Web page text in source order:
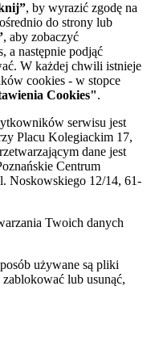
, by wyrazić zgodę na
do strony lub
, aby zobaczyć
a następnie podjąć
W każdej chwili istnieje
cookies - w stopce
Cookies".
serwisu jest
Placu Kolegiackim 17,
dane jest
Centrum
Noskowskiego 12/14, 61-
Twoich danych
używane są pliki
lub usunąć,